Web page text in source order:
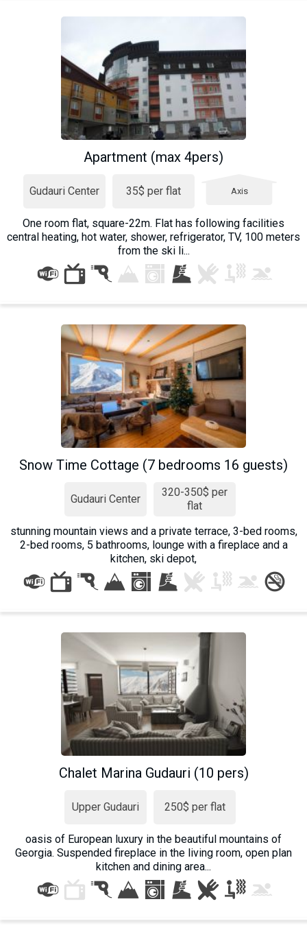
Apartment (max 4pers)
Gudauri Center 35$ per flat Axis
One room flat, square-22m. Flat has following facilities
central heating, hot water, shower, refrigerator, TV, 100 meters
from the ski li...
Snow Time Cottage (7 bedrooms 16 guests)
Gudauri Center
320-350$ per
flat
stunning mountain views and a private terrace, 3-bed rooms,
2-bed rooms, 5 bathrooms, lounge with a fireplace and a
kitchen, ski depot,
Chalet Marina Gudauri (10 pers)
Upper Gudauri 250$ per flat
oasis of European luxury in the beautiful mountains of
Georgia. Suspended fireplace in the living room, open plan
kitchen and dining area...